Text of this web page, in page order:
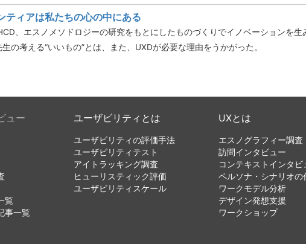
ティアは私たちの心の中にある
、エスノメソドロジーの研究をもとにしたものづくりでイノベーションを生
の考える“いいもの”とは、また、UXDが必要な理由をうかがった。
ュー
覧
事一覧
ユーザビリティとは
ユーザビリティの評価手法
ユーザビリティテスト
アイトラッキング調査
ヒューリスティック評価
ユーザビリティスケール
UXとは
エスノグラフィー調査
訪問インタビュー
コンテキストインタビ
ペルソナ・シナリオの
ワークモデル分析
デザイン発想支援
ワークショップ